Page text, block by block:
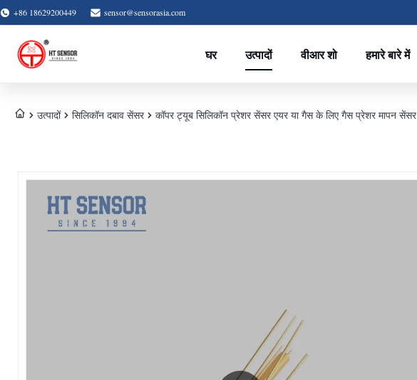
+86 18629200449 sensor@sensorasia.com
घर उत्पादों वीआर शो हमारे बारे में
उत्पादों सिलिकॉन दबाव सेंसर कॉपर ट्यूब सिलिकॉन प्रेशर सेंसर एयर या गैस के लिए गैस प्रेशर मापन सेंसर